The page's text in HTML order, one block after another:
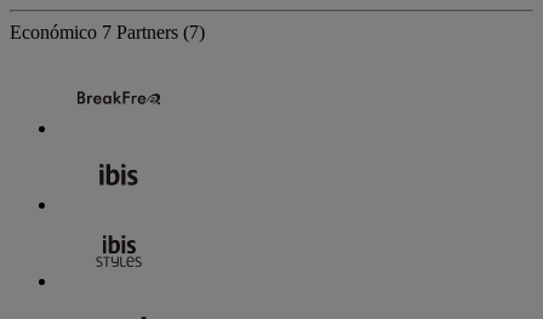
Económico 7 Partners (7)